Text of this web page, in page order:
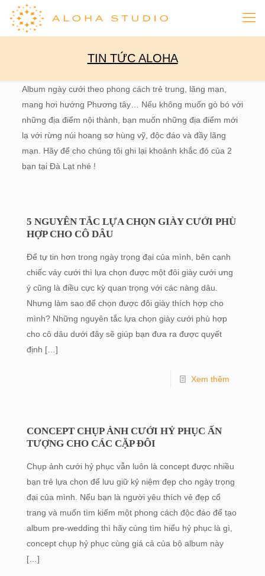
TIN TỨC ALOHA
Album ngày cưới theo phong cách trẻ trung, lãng mạn,
mang hơi hướng Phương tây… Nếu không muốn gò bó với
những địa điểm nội thành, bạn muốn những địa điểm mới
lạ với rừng núi hoang sơ hùng vỹ, độc đáo và đầy lãng
mạn. Hãy để cho chúng tôi ghi lại khoảnh khắc đó của 2
bạn tại Đà Lạt nhé !
5 NGUYÊN TẮC LỰA CHỌN GIÀY CƯỚI PHÙ
HỢP CHO CÔ DÂU
Để tự tin hơn trong ngày trọng đại của mình, bên cạnh
chiếc váy cưới thì lựa chọn được một đôi giày cưới ưng
ý cũng là điều cực kỳ quan trọng với các nàng dâu.
Nhưng làm sao để chọn được đôi giày thích hợp cho
mình? Những nguyên tắc lựa chọn giày cưới phù hợp
cho cô dâu dưới đây sẽ giúp bạn đưa ra được quyết
định […]
Xem thêm
CONCEPT CHỤP ẢNH CƯỚI HỶ PHỤC ẤN
TƯỢNG CHO CÁC CẶP ĐÔI
Chụp ảnh cưới hỷ phục vẫn luôn là concept được nhiều
bạn trẻ lựa chọn để lưu giữ kỷ niệm đẹp cho ngày trọng
đại của mình. Nếu bạn là người yêu thích vẻ đẹp cổ
trang và muốn tìm kiếm một phong cách độc đáo để tạo
album pre-wedding thì hãy cùng tìm hiểu hỷ phục là gì,
concept chụp hỷ phục cùng giá cả của bộ album này
[…]